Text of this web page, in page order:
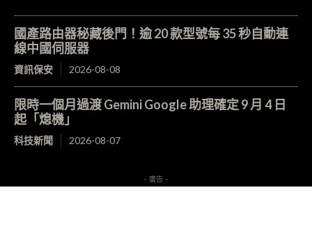
國產路由器秘藏後門！逾 20 款型號每 35 秒自動連
線中國伺服器
資訊保安 2026-08-08
限時一個月過渡 Gemini Google 助理確定 9 月 4 日
起「熄機」
科技新聞 2026-08-07
- 廣告 -